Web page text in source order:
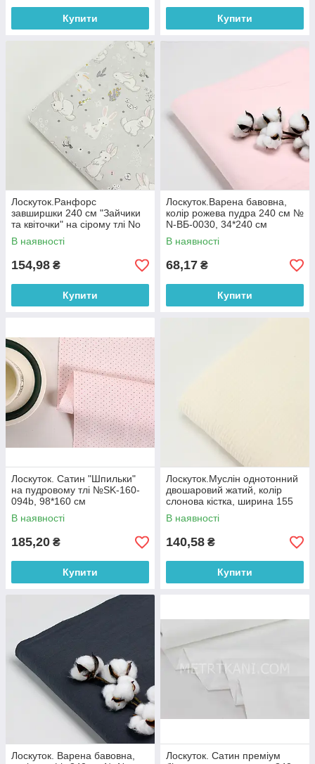
Купити Купити
Лоскуток.Ранфорс
завширшки 240 см "Зайчики
та квіточки" на сірому тлі No
3246, 86*240 см
В наявності
154,98 ₴
Купити
Лоскуток.Варена бавовна,
колір рожева пудра 240 см №
N-ВБ-0030, 34*240 см
В наявності
68,17 ₴
Купити
Лоскуток. Сатин "Шпильки"
на пудровому тлі №SK-160-
094b, 98*160 см
В наявності
185,20 ₴
Купити
Лоскуток.Муслін однотонний
двошаровий жатий, колір
слонова кістка, ширина 155
см No МЖ-3-90, 71*155 см
В наявності
140,58 ₴
Купити
Лоскуток. Варена бавовна,
Лоскуток. Сатин преміум